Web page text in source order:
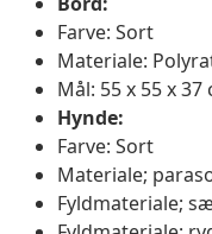
Farve: Sort
Materiale:
Mål: 55 x 55 x 37
Hynde:
Farve: Sort
Materiale;
Fyldmateriale;